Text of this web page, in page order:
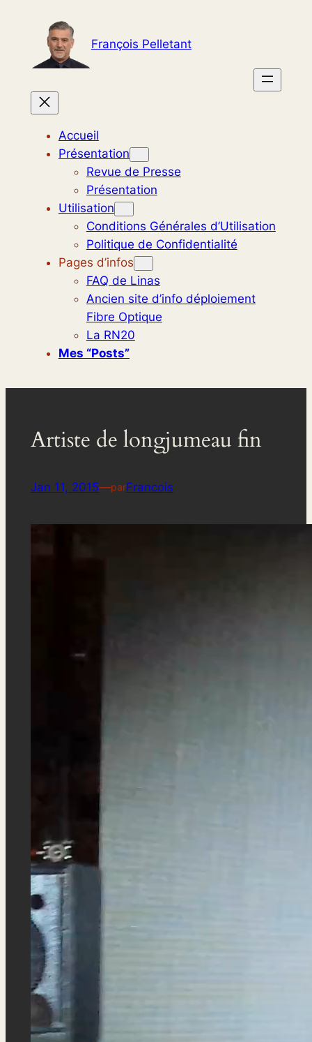
contenu
François Pelletant
Accueil
Présentation
Revue de Presse
Présentation
Utilisation
Conditions Générales d’Utilisation
Politique de Confidentialité
Pages d’infos
FAQ de Linas
Ancien site d’info déploiement
Fibre Optique
La RN20
Mes “posts”
Artiste de longjumeau fin
Jan 11, 2015—parFrancois